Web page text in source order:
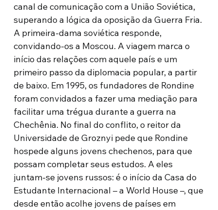
canal de comunicação com a União Soviética,
superando a lógica da oposição da Guerra Fria.
A primeira-dama soviética responde,
convidando-os a Moscou. A viagem marca o
início das relações com aquele país e um
primeiro passo da diplomacia popular, a partir
de baixo. Em 1995, os fundadores de Rondine
foram convidados a fazer uma mediação para
facilitar uma trégua durante a guerra na
Chechênia. No final do conflito, o reitor da
Universidade de Groznyi pede que Rondine
hospede alguns jovens chechenos, para que
possam completar seus estudos. A eles
juntam-se jovens russos: é o início da Casa do
Estudante Internacional – a World House –, que
desde então acolhe jovens de países em